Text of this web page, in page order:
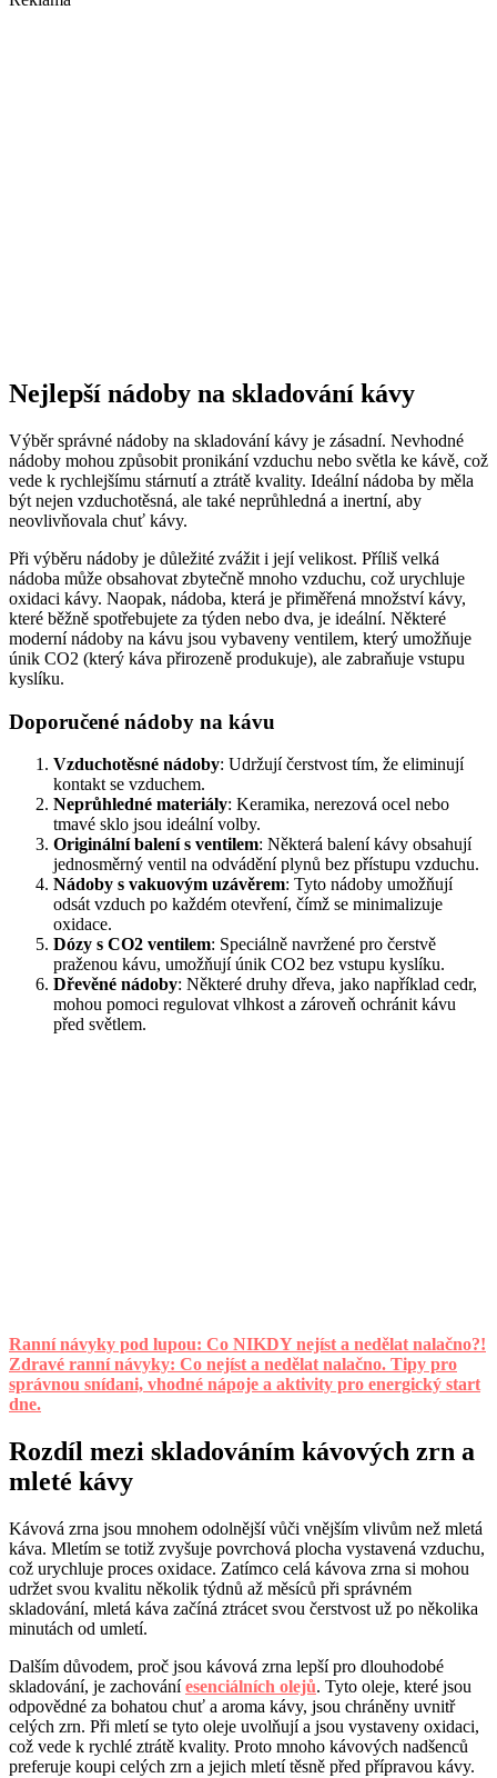
Nejlepší nádoby na skladování kávy
Výběr správné nádoby na skladování kávy je zásadní. Nevhodné
nádoby mohou způsobit pronikání vzduchu nebo světla ke kávě, což
vede k rychlejšímu stárnutí a ztrátě kvality. Ideální nádoba by měla
být nejen vzduchotěsná, ale také neprůhledná a inertní, aby
neovlivňovala chuť kávy.
Při výběru nádoby je důležité zvážit i její velikost. Příliš velká
nádoba může obsahovat zbytečně mnoho vzduchu, což urychluje
oxidaci kávy. Naopak, nádoba, která je přiměřená množství kávy,
které běžně spotřebujete za týden nebo dva, je ideální. Některé
moderní nádoby na kávu jsou vybaveny ventilem, který umožňuje
únik CO2 (který káva přirozeně produkuje), ale zabraňuje vstupu
kyslíku.
Doporučené nádoby na kávu
Vzduchotěsné nádoby: Udržují čerstvost tím, že eliminují
kontakt se vzduchem.
Neprůhledné materiály: Keramika, nerezová ocel nebo
tmavé sklo jsou ideální volby.
Originální balení s ventilem: Některá balení kávy obsahují
jednosměrný ventil na odvádění plynů bez přístupu vzduchu.
Nádoby s vakuovým uzávěrem: Tyto nádoby umožňují
odsát vzduch po každém otevření, čímž se minimalizuje
oxidace.
Dózy s CO2 ventilem: Speciálně navržené pro čerstvě
praženou kávu, umožňují únik CO2 bez vstupu kyslíku.
Dřevěné nádoby: Některé druhy dřeva, jako například cedr,
mohou pomoci regulovat vlhkost a zároveň ochránit kávu
před světlem.
Ranní návyky pod lupou: Co NIKDY nejíst a nedělat nalačno?!
Zdravé ranní návyky: Co nejíst a nedělat nalačno. Tipy pro
správnou snídani, vhodné nápoje a aktivity pro energický start
dne.
Rozdíl mezi skladováním kávových zrn a
mleté kávy
Kávová zrna jsou mnohem odolnější vůči vnějším vlivům než mletá
káva. Mletím se totiž zvyšuje povrchová plocha vystavená vzduchu,
což urychluje proces oxidace. Zatímco celá kávova zrna si mohou
udržet svou kvalitu několik týdnů až měsíců při správném
skladování, mletá káva začíná ztrácet svou čerstvost už po několika
minutách od umletí.
Dalším důvodem, proč jsou kávová zrna lepší pro dlouhodobé
skladování, je zachováníesenciálních olejů. Tyto oleje, které jsou
odpovědné za bohatou chuť a aroma kávy, jsou chráněny uvnitř
celých zrn. Při mletí se tyto oleje uvolňují a jsou vystaveny oxidaci,
což vede k rychlé ztrátě kvality. Proto mnoho kávových nadšenců
preferuje koupi celých zrn a jejich mletí těsně před přípravou kávy.